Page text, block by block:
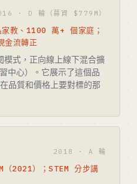
· D 輪（募資 $779M）
教、1100 萬+ 個家庭；
金流轉正
模式，正向線上線下混合擴
中心）。它展示了這個品
品質和價格上要對標的那
2018 · A 輪
2021）；STEM 分步講